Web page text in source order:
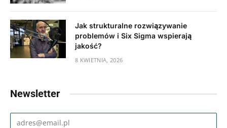
Jak strukturalne rozwiązywanie
problemów i Six Sigma wspierają
jakość?
8 KWIETNIA, 2026
Newsletter